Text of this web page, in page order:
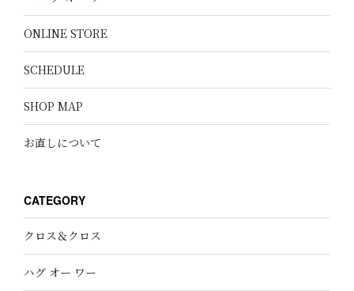
ONLINE STORE
SCHEDULE
SHOP MAP
お直しについて
CATEGORY
クロス＆クロス
ハグ オー ワー